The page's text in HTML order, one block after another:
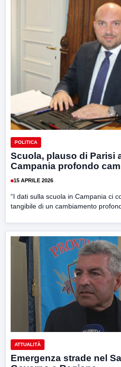
POLITICA
Scuola, plauso di Parisi
Campania profondo
15 APRILE 2026
“I dati sulla scuola in Campania ci
tangibile di un cambiamento
ATTUALITÀ
Emergenza strade nel